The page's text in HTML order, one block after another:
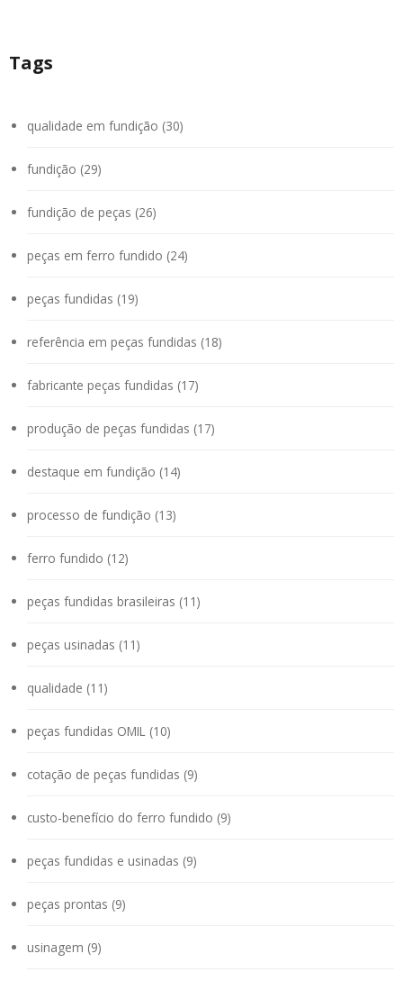
Tags
qualidade em fundição (30)
fundição (29)
fundição de peças (26)
peças em ferro fundido (24)
peças fundidas (19)
referência em peças fundidas (18)
fabricante peças fundidas (17)
produção de peças fundidas (17)
destaque em fundição (14)
processo de fundição (13)
ferro fundido (12)
peças fundidas brasileiras (11)
peças usinadas (11)
qualidade (11)
peças fundidas OMIL (10)
cotação de peças fundidas (9)
custo-benefício do ferro fundido (9)
peças fundidas e usinadas (9)
peças prontas (9)
usinagem (9)